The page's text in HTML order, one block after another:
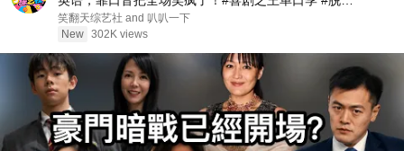
秀 #搞笑 #喜剧 #funny #综艺
笑翻天综艺社 and 叭叭一下
New 302K views